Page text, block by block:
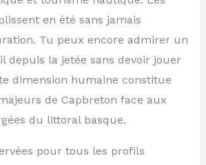
en été sans jamais
Tu peux encore admirer un
depuis la jetée sans devoir jouer
dimension humaine constitue
de Capbreton face aux
du littoral basque.
pour tous les profils